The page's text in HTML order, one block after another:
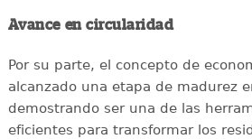
Avance en circularidad
Por su parte, el concepto de
alcanzado una etapa de madurez
demostrando ser una de las
eficientes para transformar los